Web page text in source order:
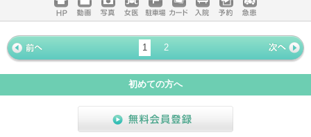
ホームペ
ージ
動画 写真 女医 駐車場
クレジッ
トカード
入院 予約 急患
« 前ペー
ジ
1
2
次ページ
»
初めての方へ